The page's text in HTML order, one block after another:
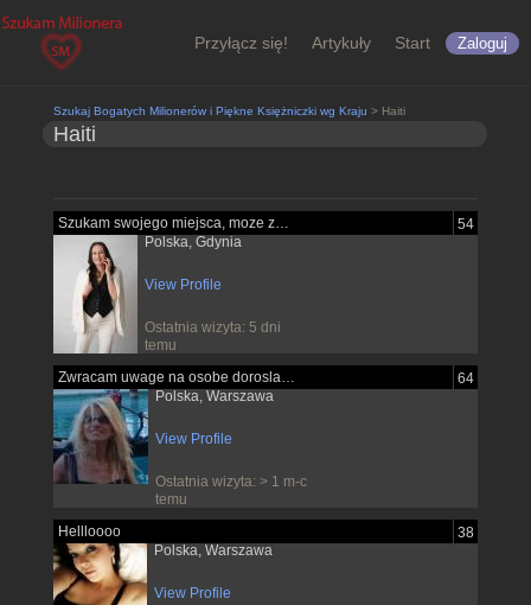
Przyłącz się! Artykuły Start Zaloguj
Szukaj Bogatych Milionerów i Piękne Księżniczki wg Kraju > Haiti
Haiti
54
Szukam swojego miejsca, moze znajde je...
Polska, Gdynia
View Profile
Ostatnia wizyta: 5 dni
temu
64
Zwracam uwage na osobe dorosla pewna...
Polska, Warszawa
View Profile
Ostatnia wizyta: > 1 m-c
temu
38
Hellloooo
Polska, Warszawa
View Profile